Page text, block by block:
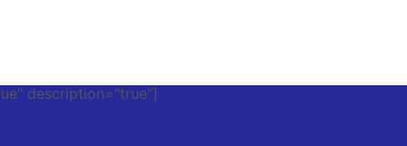
description="true"]